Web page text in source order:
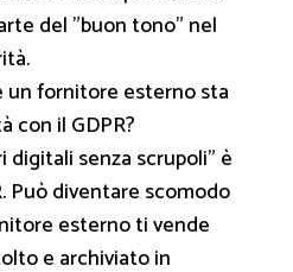
del "buon tono" nel
un fornitore esterno sta
con il GDPR?
digitali senza scrupoli” è
Può diventare scomodo
esterno ti vende
e archiviato in